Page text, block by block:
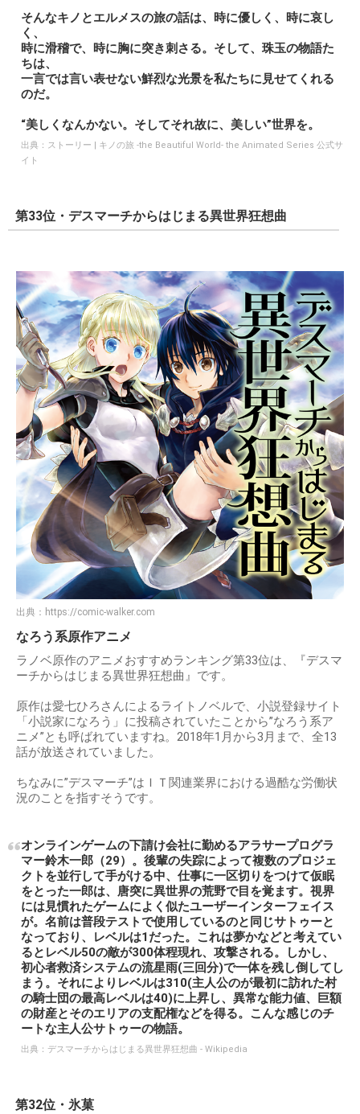
そんなキノとエルメスの旅の話は、時に優しく、時に哀し
く、
時に滑稽で、時に胸に突き刺さる。そして、珠玉の物語た
ちは、
一言では言い表せない鮮烈な光景を私たちに見せてくれる
のだ。
“美しくなんかない。そしてそれ故に、美しい”世界を。
出典： ストーリー | キノの旅 -the Beautiful World- the Animated Series 公式サ
イト
第33位・デスマーチからはじまる異世界狂想曲
出典： https://comic-walker.com
なろう系原作アニメ
ラノベ原作のアニメおすすめランキング第33位は、『デスマ
ーチからはじまる異世界狂想曲』です。
原作は愛七ひろさんによるライトノベルで、小説登録サイト
「小説家になろう」に投稿されていたことから”なろう系ア
ニメ”とも呼ばれていますね。2018年1月から3月まで、全13
話が放送されていました。
ちなみに”デスマーチ”はＩＴ関連業界における過酷な労働状
況のことを指すそうです。
オンラインゲームの下請け会社に勤めるアラサープログラ
マー鈴木一郎（29）。後輩の失踪によって複数のプロジェ
クトを並行して手がける中、仕事に一区切りをつけて仮眠
をとった一郎は、唐突に異世界の荒野で目を覚ます。視界
には見慣れたゲームによく似たユーザーインターフェイス
が。名前は普段テストで使用しているのと同じサトゥーと
なっており、レベルは1だった。これは夢かなどと考えてい
るとレベル50の敵が300体程現れ、攻撃される。しかし、
初心者救済システムの流星雨(三回分)で一体を残し倒してし
まう。それによりレベルは310(主人公のが最初に訪れた村
の騎士団の最高レベルは40)に上昇し、異常な能力値、巨額
の財産とそのエリアの支配権などを得る。こんな感じのチ
ートな主人公サトゥーの物語。
出典： デスマーチからはじまる異世界狂想曲 - Wikipedia
第32位・氷菓